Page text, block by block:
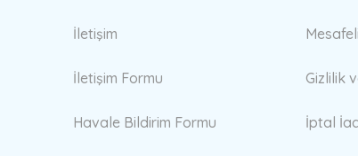
İletişim
İletişim Formu
Havale Bildirim Formu
Gizlilik
İptal